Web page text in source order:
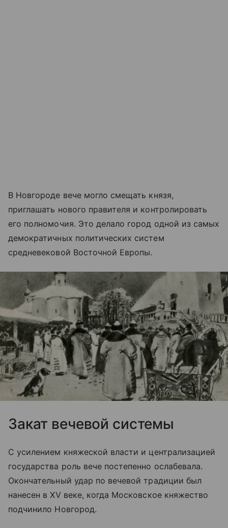
В Новгороде вече могло смещать князя,
приглашать нового правителя и контролировать
его полномочия. Это делало город одной из самых
демократичных политических систем
средневековой Восточной Европы.
Закат вечевой системы
С усилением княжеской власти и централизацией
государства роль вече постепенно ослабевала.
Окончательный удар по вечевой традиции был
нанесен в XV веке, когда Московское княжество
подчинило Новгород.